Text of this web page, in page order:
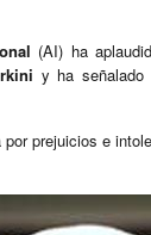
(AI) ha
y ha señalado
prejuicios e